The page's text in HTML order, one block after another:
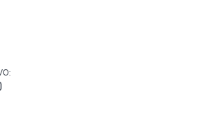
para abarcar un amplio espectro de
al cliente seleccionar los servicios
en el momento en el que los necesita,
el rendimiento de TI y alcanzar los